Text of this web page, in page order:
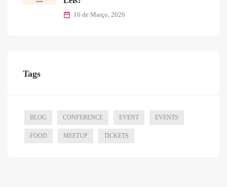
16 de Março, 2026
Tags
BLOG CONFERENCE EVENT EVENTS
FOOD MEETUP TICKETS